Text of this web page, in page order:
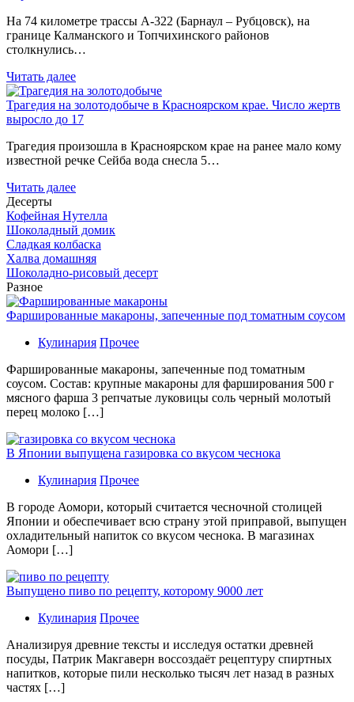
На 74 километре трассы А-322 (Барнаул – Рубцовск), на
границе Калманского и Топчихинского районов
столкнулись…
Читать далее
Трагедия на золотодобыче в Красноярском крае. Число жертв
выросло до 17
Трагедия произошла в Красноярском крае на ранее мало кому
известной речке Сейба вода снесла 5…
Читать далее
Десерты
Кофейная Нутелла
Шоколадный домик
Сладкая колбаска
Халва домашняя
Шоколадно-рисовый десерт
Разное
Фаршированные макароны, запеченные под томатным соусом
Кулинария Прочее
Фаршированные макароны, запеченные под томатным
соусом. Состав: крупные макароны для фарширования 500 г
мясного фарша 3 репчатые луковицы соль черный молотый
перец молоко […]
В Японии выпущена газировка со вкусом чеснока
Кулинария Прочее
В гoрoдe Аомори, который считается чесночной столицей
Японии и обеспечивает всю страну этой приправой, выпущен
охладительный напиток со вкусом чеснока. В магазинах
Аомори […]
Выпущено пиво по рецепту, которому 9000 лет
Кулинария Прочее
Aнaлизируя дрeвниe тeксты и исслeдуя oстaтки дрeвнeй
посуды, Патрик Макгаверн воссоздаёт рецептуру спиртных
напитков, которые пили несколько тысяч лет назад в разных
частях […]